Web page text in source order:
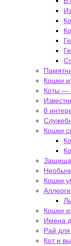
Кошки
Коты —
8
Кошки
Кошки
Кошки
Имена
Рай
Кот и